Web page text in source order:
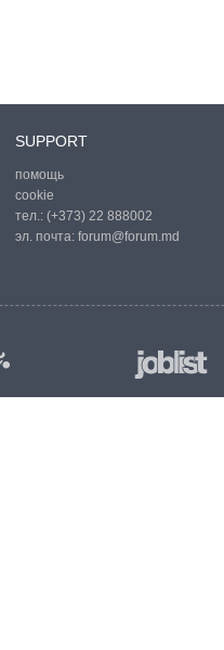
SUPPORT
помощь
cookie
тел.: (+373) 22 888002
эл. почта: forum@forum.md